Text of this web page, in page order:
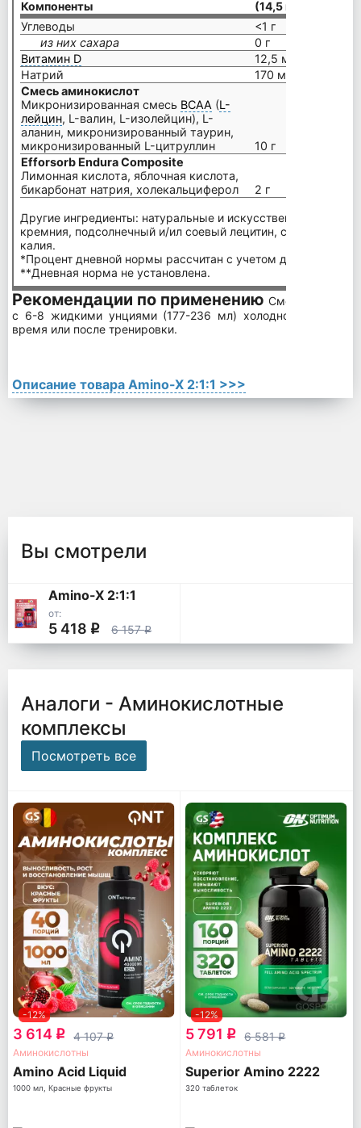
Компоненты
(14,5 г)
Углеводы
<1 г
из них сахара
0 г
Витамин D
12,5 мкг
Натрий
170 мг
Смесь аминокислот
Микронизированная смесь BCAA (L-
лейцин, L-валин, L-изолейцин), L-
аланин, микронизированный таурин,
микронизированный L-цитруллин
10 г
Efforsorb Endura Composite
Лимонная кислота, яблочная кислота,
бикарбонат натрия, холекальциферол
2 г
Другие ингредиенты: натуральные и искусственные
кремния, подсолнечный и/ил соевый лецитин, сукралоза,
калия.
*Процент дневной нормы рассчитан с учетом диеты в 2000
**Дневная норма не установлена.
Рекомендации по применению Смешайте 14,5
с 6-8 жидкими унциями (177-236 мл) холодной воды или
время или после тренировки.
Описание товара Amino-X 2:1:1 >>>
Вы смотрели
Amino-X 2:1:1
от:
5 418 q 6 157q
Аналоги - Аминокислотные
комплексы
Посмотреть все
-12%
3 614 q 4 107q
Аминокислотны
Amino Acid Liquid
1000 мл, Красные фрукты
-12%
5 791 q 6 581q
Аминокислотны
Superior Amino 2222
320 таблеток